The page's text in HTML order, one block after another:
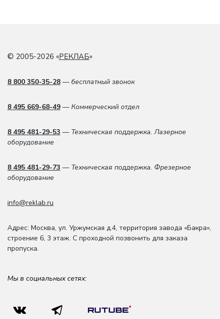
© 2005-2026 «РЕКЛАБ»
8 800 350-35-28 — бесплатный звонок
8 495 669-68-49 — Коммерческий отдел
8 495 481-29-53 — Техническая поддержка. Лазерное
оборудование
8 495 481-29-73 — Техническая поддержка. Фрезерное
оборудование
info@reklab.ru
Адрес: Москва, ул. Уржумская д.4, территория завода «Бакра»,
строение 6, 3 этаж. С проходной позвонить для заказа
пропуска.
Мы в социальных сетях: